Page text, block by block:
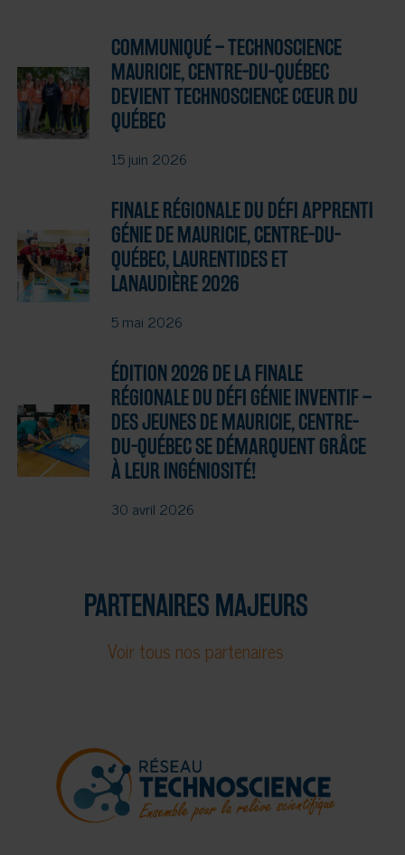
COMMUNIQUÉ – TECHNOSCIENCE
MAURICIE, CENTRE-DU-QUÉBEC
DEVIENT TECHNOSCIENCE CŒUR DU
QUÉBEC
15 juin 2026
FINALE RÉGIONALE DU DÉFI APPRENTI
GÉNIE DE MAURICIE, CENTRE-DU-
QUÉBEC, LAURENTIDES ET
LANAUDIÈRE 2026
5 mai 2026
ÉDITION 2026 DE LA FINALE
RÉGIONALE DU DÉFI GÉNIE INVENTIF –
DES JEUNES DE MAURICIE, CENTRE-
DU-QUÉBEC SE DÉMARQUENT GRÂCE
À LEUR INGÉNIOSITÉ!
30 avril 2026
PARTENAIRES MAJEURS
Voir tous nos partenaires